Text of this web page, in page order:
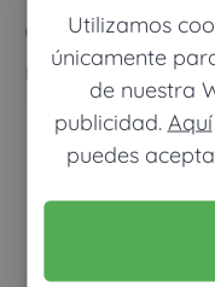
Utilizamos
únicamente
de nuestra
publicidad. Aquí
puedes
como con un
normal